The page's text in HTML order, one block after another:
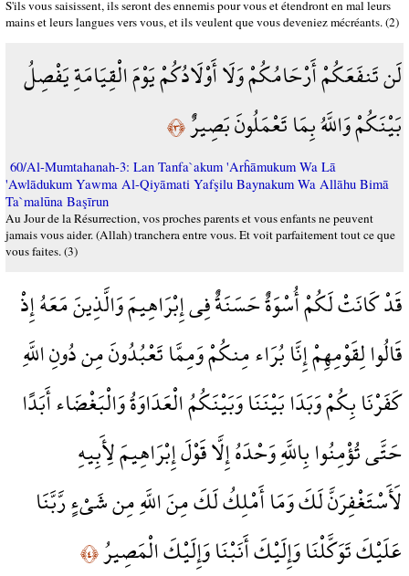
S'ils vous saisissent, ils seront des ennemis pour vous et étendront en mal leurs
mains et leurs langues vers vous, et ils veulent que vous deveniez mécréants. (2)
لَن تَنفَعَكُمْ أَرْحَامُكُمْ وَلَا أَوْلَادُكُمْ يَوْمَ الْقِيَامَةِ يَفْصِلُ
بَيْنَكُمْ وَاللَّهُ بِمَا تَعْمَلُونَ بَصِيرٌ﴿٣﴾
60/Al-Mumtahanah-3: Lan Tanfa`akum 'Arĥāmukum Wa Lā
'Awlādukum Yawma Al-Qiyāmati Yafşilu Baynakum Wa Allāhu Bimā
Ta`malūna Başīrun
Au Jour de la Résurrection, vos proches parents et vous enfants ne peuvent
jamais vous aider. (Allah) tranchera entre vous. Et voit parfaitement tout ce que
vous faites. (3)
قَدْ كَانَتْ لَكُمْ أُسْوَةٌ حَسَنَةٌ فِي إِبْرَاهِيمَ وَالَّذِينَ مَعَهُ إِذْ
قَالُوا لِقَوْمِهِمْ إِنَّا بُرَاء مِنكُمْ وَمِمَّا تَعْبُدُونَ مِن دُونِ اللَّهِ
كَفَرْنَا بِكُمْ وَبَدَا بَيْنَنَا وَبَيْنَكُمُ الْعَدَاوَةُ وَالْبَغْضَاء أَبَدًا
حَتَّى تُؤْمِنُوا بِاللَّهِ وَحْدَهُ إِلَّا قَوْلَ إِبْرَاهِيمَ لِأَبِيهِ
لَأَسْتَغْفِرَنَّ لَكَ وَمَا أَمْلِكُ لَكَ مِنَ اللَّهِ مِن شَيْءٍ رَّبَّنَا
عَلَيْكَ تَوَكَّلْنَا وَإِلَيْكَ أَنَبْنَا وَإِلَيْكَ الْمَصِيرُ﴿٤﴾